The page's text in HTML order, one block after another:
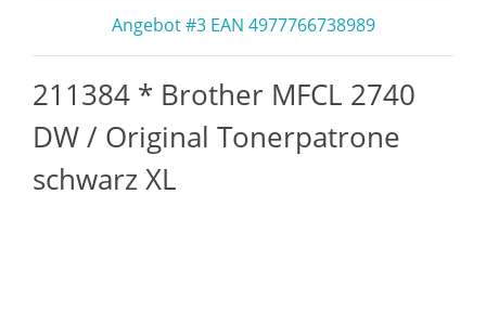
Angebot #3 EAN 4977766738989
211384 * Brother MFCL 2740
DW / Original Tonerpatrone
schwarz XL